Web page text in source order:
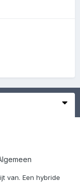
van. Een hybride